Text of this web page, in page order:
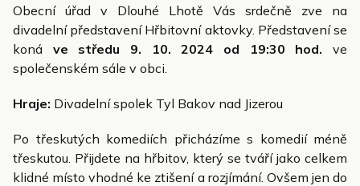
Obecní úřad v Dlouhé Lhotě Vás srdečně zve na
divadelní představení Hřbitovní aktovky. Představení se
koná ve středu 9. 10. 2024 od 19:30 hod. ve
společenském sále v obci.
Hraje: Divadelní spolek Tyl Bakov nad Jizerou
Po třeskutých komediích přicházíme s komedií méně
třeskutou. Přijdete na hřbitov, který se tváří jako celkem
klidné místo vhodné ke ztišení a rozjímání. Ovšem jen do